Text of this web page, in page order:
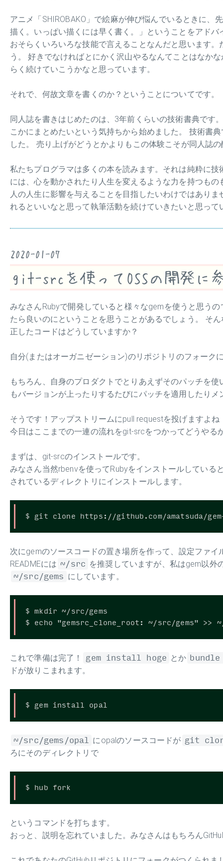
アニメ「SHIROBAKO」で絵麻が伸び悩んでいるときに
描く。いっぱい描くには早く書く。」ということをアド
おそらくいろいろな技能で言えることなんだと思います
う。 好きでなければとにかく沢山やるなんてことはなか
らく続けていこうかなと思っています。
それで、何故文章を書くのか？ということについてです。
同人誌を書きはじめたのは、3年前くらいの技術書典です
こかにまとめたいという気持ちから始めました。 技術書
した。 売り上げがどうとかよりもこの体験こそが同人誌
私たちプログラマは多くの本を読みます。それは純粋に
には、心を動かされたり人生を変えるような力を持つも
人の人生に影響を与えることを目指したいわけではあり
れるといいなと思って執筆活動を続けていきたいと思って
2020-01-07
git-srcを使ってOSSの開発に
みなさんRubyで開発していると様々なgemを使うと思う
たら良いのにということを思うことがあるでしょう。 そ
正したコードはどうしていますか？
自分(またはオーガニゼーション)のリポジトリのフォー
もちろん、自身のプロダクトでとりあえずそのパッチを
もバージョンが上ったりするたびにパッチを適用したり
そうです！アップストリームにpull requestを投げますよね
今日はここまでの一連の流れをgit-srcをつかってどうやる
まずは、git-srcのインストールです。
みなさん当然rbenvを使ってRubyをインストールしてい
されているディレクトリにインストールします。
次にgemのソースコードの置き場所を作って、設定ファイ
READMEには ~/src を推奨していますが、私はgem以外
~/src/gems にしています。
$ mkdir ~/src/gems
これで準備は完了！ gem install hoge とか
ドが放りこまれます。
~/src/gems/opal にopalのソースコードが git
ろにそのディレクトリで
というコマンドを打ちます。
おっと、説明を忘れていました。みなさんはもちろん